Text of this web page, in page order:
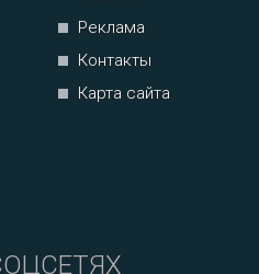
Реклама
Контакты
Карта сайта